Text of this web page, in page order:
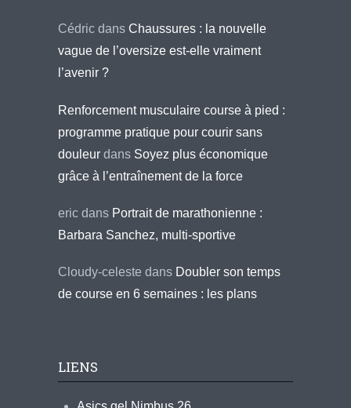
Cédric dans Chaussures : la nouvelle
vague de l’oversize est-elle vraiment
l’avenir ?
Renforcement musculaire course à pied :
programme pratique pour courir sans
douleur dans Soyez plus économique
grâce à l’entraînement de la force
eric dans Portrait de marathonienne :
Barbara Sanchez, multi-sportive
Cloudy-celeste dans Doubler son temps
de course en 6 semaines : les plans
LIENS